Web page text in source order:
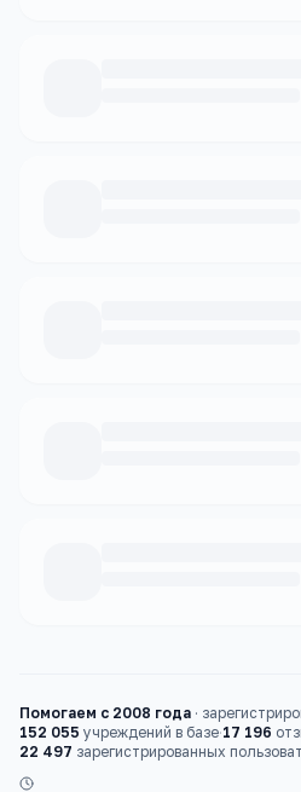
Помогаем с 2008 года ·
152 055 учреждений в базе·17 196
22 497 зарегистрированных